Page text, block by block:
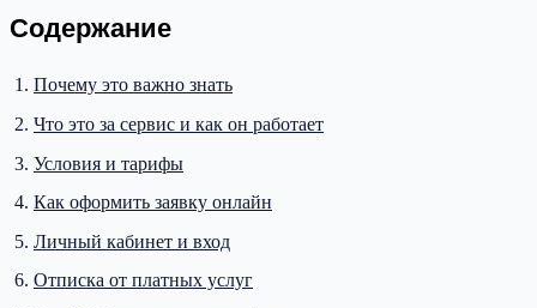
Содержание
Почему это важно знать
Что это за сервис и как он работает
Условия и тарифы
Как оформить заявку онлайн
Личный кабинет и вход
Отписка от платных услуг